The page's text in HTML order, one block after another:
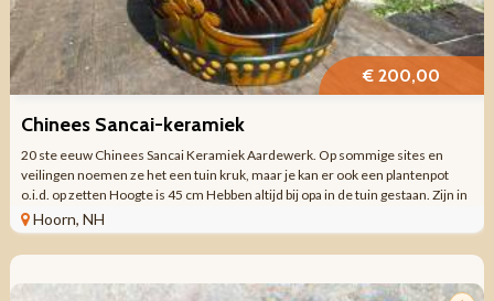
€ 200,00
Chinees Sancai-keramiek
20 ste eeuw Chinees Sancai Keramiek Aardewerk. Op sommige sites en
veilingen noemen ze het een tuin kruk, maar je kan er ook een plantenpot
o.i.d. op zetten Hoogte is 45 cm Hebben altijd bij opa in de tuin gestaan. Zijn in
de jaren ...
Hoorn, NH